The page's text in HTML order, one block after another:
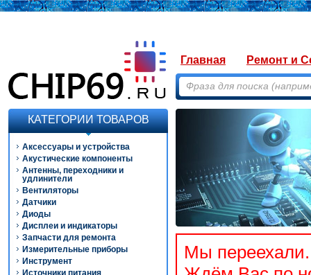
Главная Ремонт и
КАТЕГОРИИ ТОВАРОВ
Аксессуары и устройства
Акустические компоненты
Антенны, переходники и
удлинители
Вентиляторы
Датчики
Диоды
Дисплеи и индикаторы
Запчасти для ремонта
Измерительные приборы
Инструмент
Источники питания
Мы